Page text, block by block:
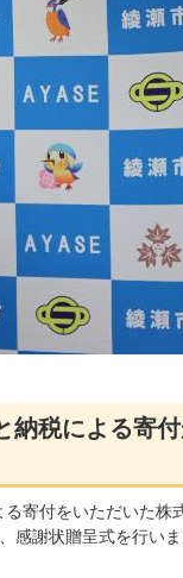
納税による寄
寄付をいただいた株
感謝状贈呈式を行いま